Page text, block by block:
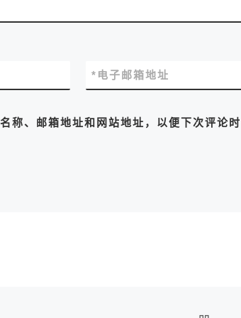
电子邮箱地址
*
称、邮箱地址和网站地址，以便下次评论时